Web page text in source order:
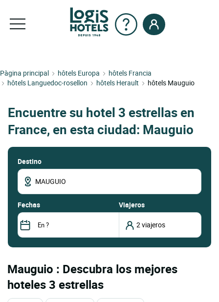
Pàgina principal hôtels Europa
hôtels Francia
hôtels Languedoc-rosellon
hôtels Herault hôtels Mauguio
Encuentre su hotel 3 estrellas en
France, en esta ciudad: Mauguio
Destino
fechas Viajeros
Mauguio : Descubra los mejores
hoteles 3 estrellas